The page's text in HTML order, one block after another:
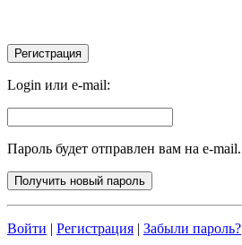
Login или e-mail:
Пароль будет отправлен вам на e-mail.
Войти | Регистрация | Забыли пароль?